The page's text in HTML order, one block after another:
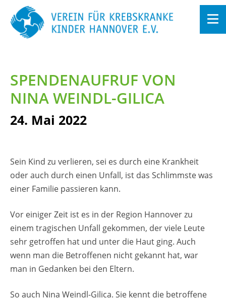
sprin­
gen
SPEN­DEN­AUF­RUF VON
NINA WEINDL-GI­LI­CA
24. Mai 2022
Sein Kind zu ver­lie­ren, sei es durch eine Krank­heit
oder auch durch einen Un­fall, ist das Schlimms­te was
einer Fa­mi­lie pas­sie­ren kann.
Vor ei­ni­ger Zeit ist es in der Re­gi­on Han­no­ver zu
einem tra­gi­schen Un­fall ge­kom­men, der viele Leute
sehr ge­trof­fen hat und unter die Haut ging. Auch
wenn man die Be­trof­fe­nen nicht ge­kannt hat, war
man in Ge­dan­ken bei den El­tern.
So auch Nina Weindl-Gi­li­ca. Sie kennt die be­trof­fe­ne